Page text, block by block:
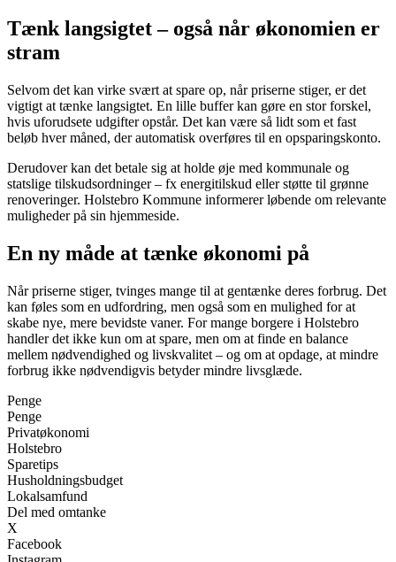
Tænk langsigtet – også når økonomien er
stram
Selvom det kan virke svært at spare op, når priserne stiger, er det
vigtigt at tænke langsigtet. En lille buffer kan gøre en stor forskel,
hvis uforudsete udgifter opstår. Det kan være så lidt som et fast
beløb hver måned, der automatisk overføres til en opsparingskonto.
Derudover kan det betale sig at holde øje med kommunale og
statslige tilskudsordninger – fx energitilskud eller støtte til grønne
renoveringer. Holstebro Kommune informerer løbende om relevante
muligheder på sin hjemmeside.
En ny måde at tænke økonomi på
Når priserne stiger, tvinges mange til at gentænke deres forbrug. Det
kan føles som en udfordring, men også som en mulighed for at
skabe nye, mere bevidste vaner. For mange borgere i Holstebro
handler det ikke kun om at spare, men om at finde en balance
mellem nødvendighed og livskvalitet – og om at opdage, at mindre
forbrug ikke nødvendigvis betyder mindre livsglæde.
Penge
Penge
Privatøkonomi
Holstebro
Sparetips
Husholdningsbudget
Lokalsamfund
Del med omtanke
X
Facebook